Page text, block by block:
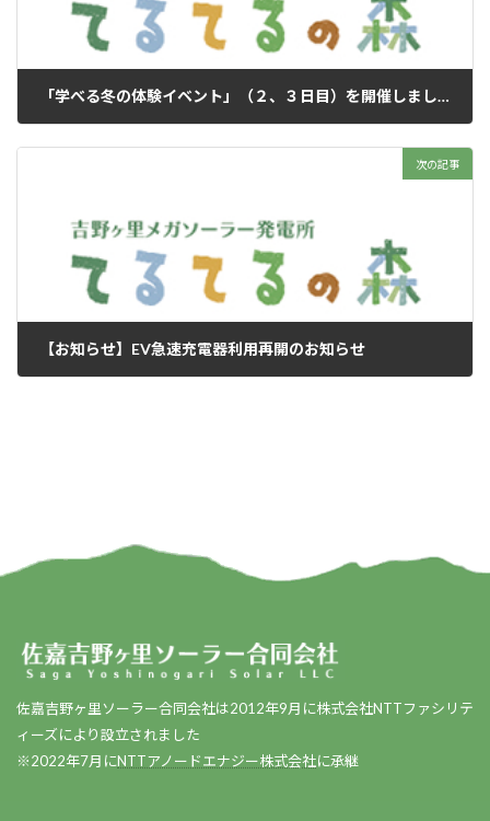
「学べる冬の体験イベント」（２、３日目）を開催しました
次の記事
【お知らせ】EV急速充電器利用再開のお知らせ
佐嘉吉野ヶ里ソーラー合同会社は2012年9月に株式会社NTTファシリテ
ィーズにより設立されました
※2022年7月にNTTアノードエナジー株式会社に承継